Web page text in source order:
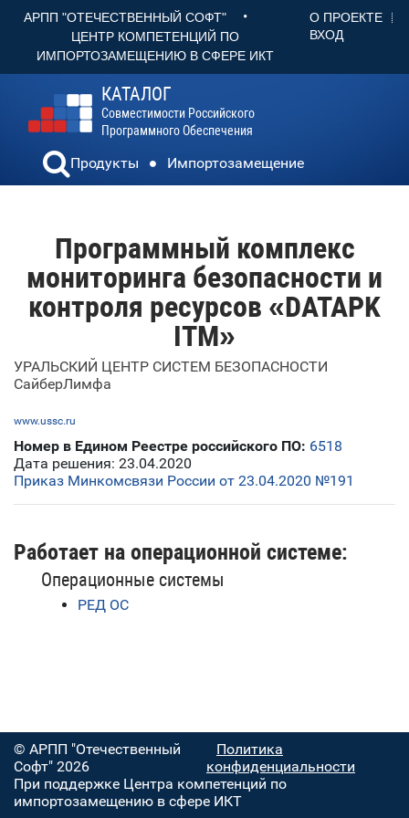
АРПП "ОТЕЧЕСТВЕННЫЙ СОФТ" •
ЦЕНТР КОМПЕТЕНЦИЙ ПО
ИМПОРТОЗАМЕЩЕНИЮ В СФЕРЕ ИКТ
О ПРОЕКТЕ
ВХОД
КАТАЛОГ
Совместимости Российского
Программного Обеспечения
Продукты Импортозамещение
Программный комплекс
мониторинга безопасности и
контроля ресурсов «DATAPK
ITM»
УРАЛЬСКИЙ ЦЕНТР СИСТЕМ БЕЗОПАСНОСТИ
СайберЛимфа
www.ussc.ru
Номер в Едином Реестре российского ПО: 6518
Дата решения: 23.04.2020
Приказ Минкомсвязи России от 23.04.2020 №191
Работает на операционной системе:
Операционные системы
РЕД ОС
© АРПП "Отечественный
Софт" 2026
Политика
конфиденциальности
При поддержке Центра компетенций по
импортозамещению в сфере ИКТ